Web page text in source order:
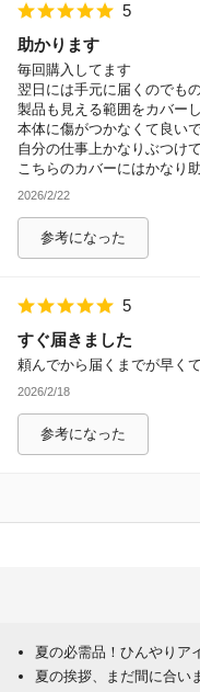
5
助かります
毎回購入してます
翌日には手元に届くのでも
製品も見える範囲をカバー
本体に傷がつかなくて良い
自分の仕事上かなりぶつけ
こちらのカバーにはかなり
2026/2/22
参考になった
5
すぐ届きました
頼んでから届くまでが早く
2026/2/18
参考になった
夏の必需品！ひんやりア
夏の挨拶、まだ間に合い